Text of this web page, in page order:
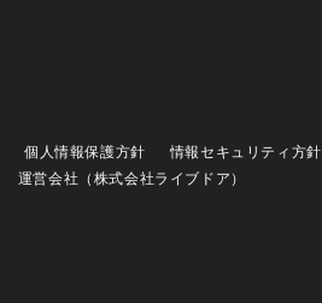
個人情報保護方針
情報セキュリティ方針
運営会社（株式会社ライブドア）